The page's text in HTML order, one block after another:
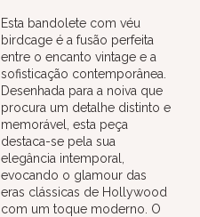
Esta bandolete com véu
birdcage é a fusão perfeita
entre o encanto vintage e a
sofisticação contemporânea.
Desenhada para a noiva que
procura um detalhe distinto e
memorável, esta peça
destaca-se pela sua
elegância intemporal,
evocando o glamour das
eras clássicas de Hollywood
com um toque moderno. O